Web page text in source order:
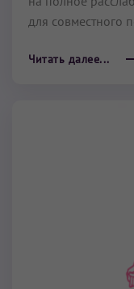
для со­вместного
Читать далее...